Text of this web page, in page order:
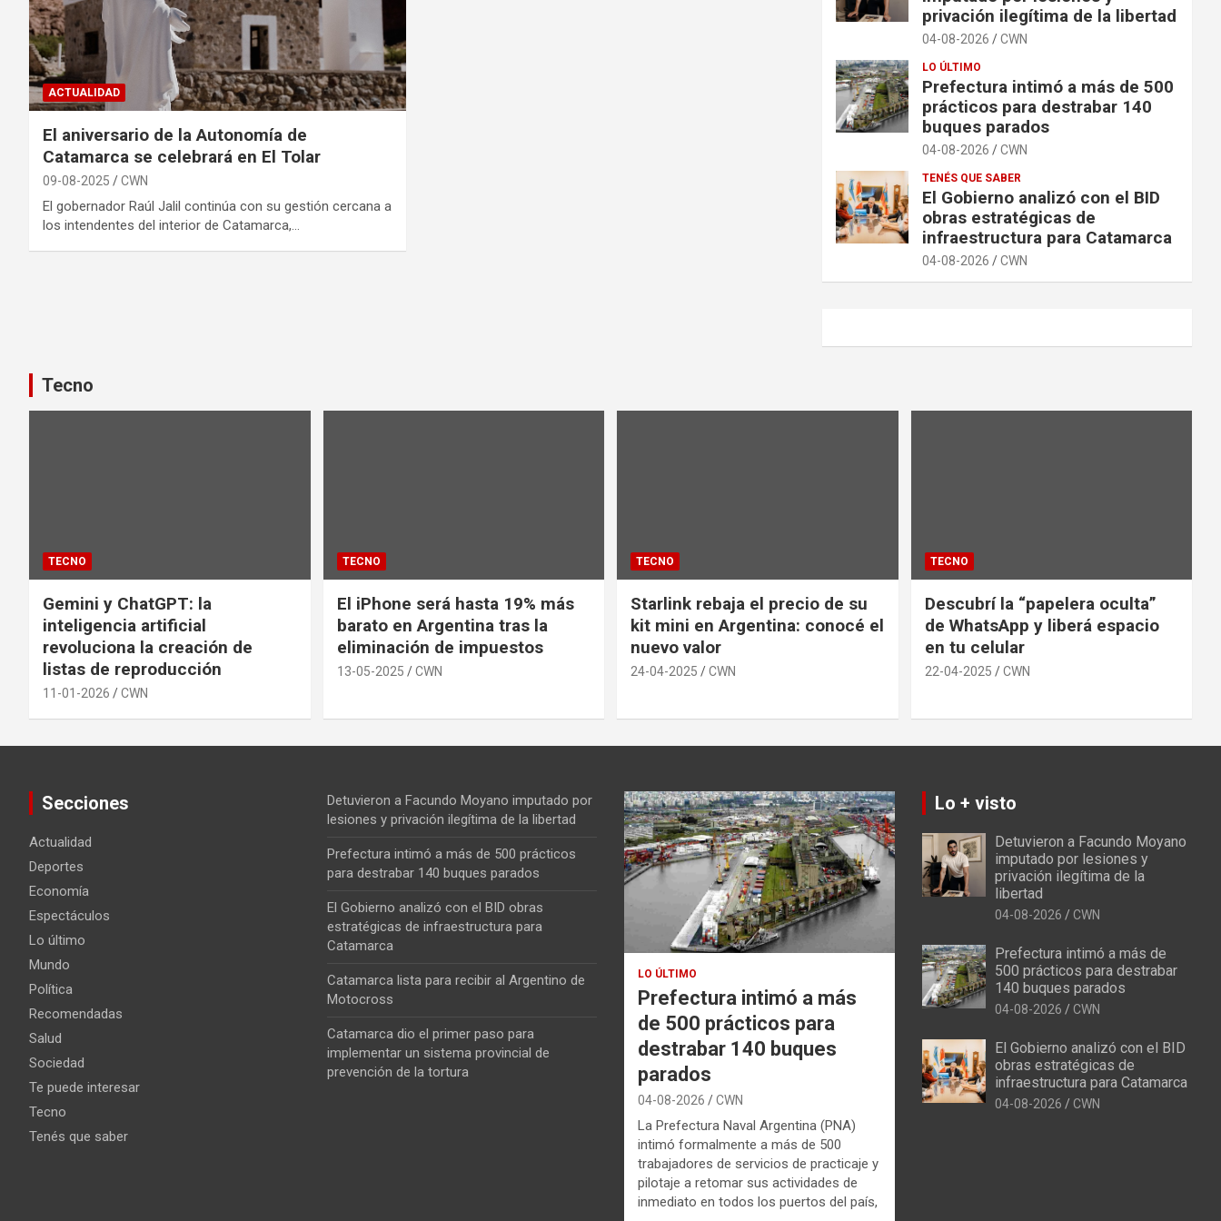
ACTUALIDAD
El aniversario de la Autonomía de
Catamarca se celebrará en El Tolar
09-08-2025 CWN
El gobernador Raúl Jalil continúa con su gestión cercana a
los intendentes del interior de Catamarca,…
privación ilegítima de la libertad
04-08-2026 CWN
LO ÚLTIMO
Prefectura intimó a más de 500
prácticos para destrabar 140
buques parados
04-08-2026 CWN
TENÉS QUE SABER
El Gobierno analizó con el BID
obras estratégicas de
infraestructura para Catamarca
04-08-2026 CWN
Tecno
TECNO
Gemini y ChatGPT: la
inteligencia artificial
revoluciona la creación de
listas de reproducción
11-01-2026 CWN
TECNO
El iPhone será hasta 19% más
barato en Argentina tras la
eliminación de impuestos
13-05-2025 CWN
TECNO
Starlink rebaja el precio de su
kit mini en Argentina: conocé el
nuevo valor
24-04-2025 CWN
TECNO
Descubrí la “papelera oculta”
de WhatsApp y liberá espacio
en tu celular
22-04-2025 CWN
Secciones
Actualidad
Deportes
Economía
Espectáculos
Lo último
Mundo
Política
Recomendadas
Salud
Sociedad
Te puede interesar
Tecno
Tenés que saber
Detuvieron a Facundo Moyano imputado por
lesiones y privación ilegítima de la libertad
Prefectura intimó a más de 500 prácticos
para destrabar 140 buques parados
El Gobierno analizó con el BID obras
estratégicas de infraestructura para
Catamarca
Catamarca lista para recibir al Argentino de
Motocross
Catamarca dio el primer paso para
implementar un sistema provincial de
prevención de la tortura
LO ÚLTIMO
Prefectura intimó a más
de 500 prácticos para
destrabar 140 buques
parados
04-08-2026 CWN
La Prefectura Naval Argentina (PNA)
intimó formalmente a más de 500
trabajadores de servicios de practicaje y
pilotaje a retomar sus actividades de
inmediato en todos los puertos del país,
Lo + visto
Detuvieron a Facundo Moyano
imputado por lesiones y
privación ilegítima de la
libertad
04-08-2026 CWN
Prefectura intimó a más de
500 prácticos para destrabar
140 buques parados
04-08-2026 CWN
El Gobierno analizó con el BID
obras estratégicas de
infraestructura para Catamarca
04-08-2026 CWN